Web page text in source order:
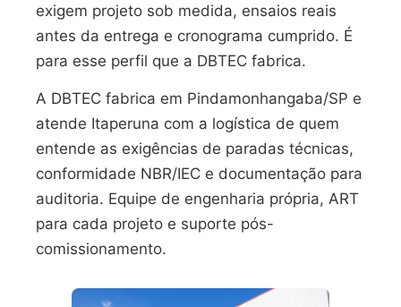
exigem projeto sob medida, ensaios reais
antes da entrega e cronograma cumprido. É
para esse perfil que a DBTEC fabrica.
A DBTEC fabrica em Pindamonhangaba/SP e
atende Itaperuna com a logística de quem
entende as exigências de paradas técnicas,
conformidade NBR/IEC e documentação para
auditoria. Equipe de engenharia própria, ART
para cada projeto e suporte pós-
comissionamento.